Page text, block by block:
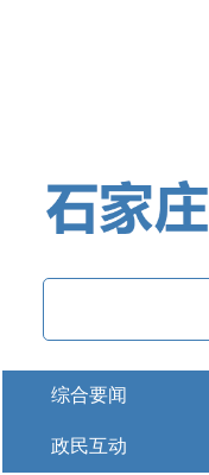
综合要闻
政民互动